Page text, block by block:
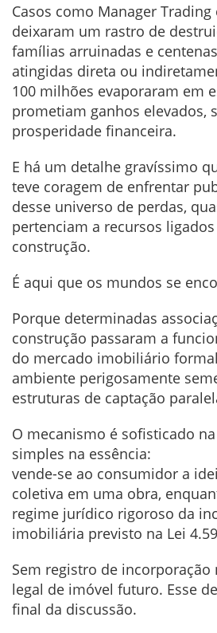
Casos como Manager Trading
deixaram um rastro de
famílias arruinadas e
atingidas direta ou
100 milhões evaporaram em
prometiam ganhos elevados,
prosperidade financeira.
E há um detalhe gravíssimo
teve coragem de enfrentar
desse universo de perdas,
pertenciam a recursos
construção.
É aqui que os mundos se
Porque determinadas
construção passaram a
do mercado imobiliário
ambiente perigosamente
estruturas de captação
O mecanismo é sofisticado
simples na essência:
vende-se ao consumidor a
coletiva em uma obra,
regime jurídico rigoroso da
imobiliária previsto na Lei
Sem registro de incorporação
legal de imóvel futuro. Esse
final da discussão.